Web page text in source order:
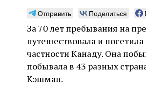
Отправить Поделиться
За 70 лет пребывания на
путешествовала и
частности Канаду. Она
побывала в 43 разных
Кэшман.
Погромы 1929
неделя,
судьбу